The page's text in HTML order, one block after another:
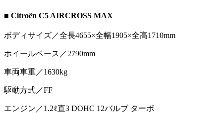
■ Citroën C5 AIRCROSS MAX
ボディサイズ／全長4655×全幅1905×全高1710mm
ホイールベース／2790mm
車両車重／1630kg
駆動方式／FF
エンジン／1.2ℓ直3 DOHC 12バルブ ターボ